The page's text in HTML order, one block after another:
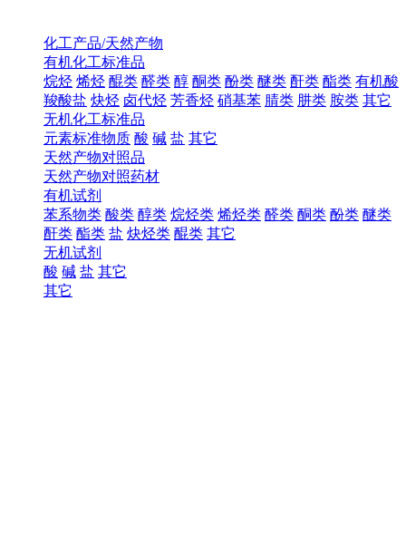
化工产品/天然产物
有机化工标准品
烷烃 烯烃 醌类 醛类 醇 酮类 酚类 醚类 酐类 酯类 有机酸
羧酸盐 炔烃 卤代烃 芳香烃 硝基苯 腈类 肼类 胺类 其它
无机化工标准品
元素标准物质 酸 碱 盐 其它
天然产物对照品
天然产物对照药材
有机试剂
苯系物类 酸类 醇类 烷烃类 烯烃类 醛类 酮类 酚类 醚类
酐类 酯类 盐 炔烃类 醌类 其它
无机试剂
酸 碱 盐 其它
其它